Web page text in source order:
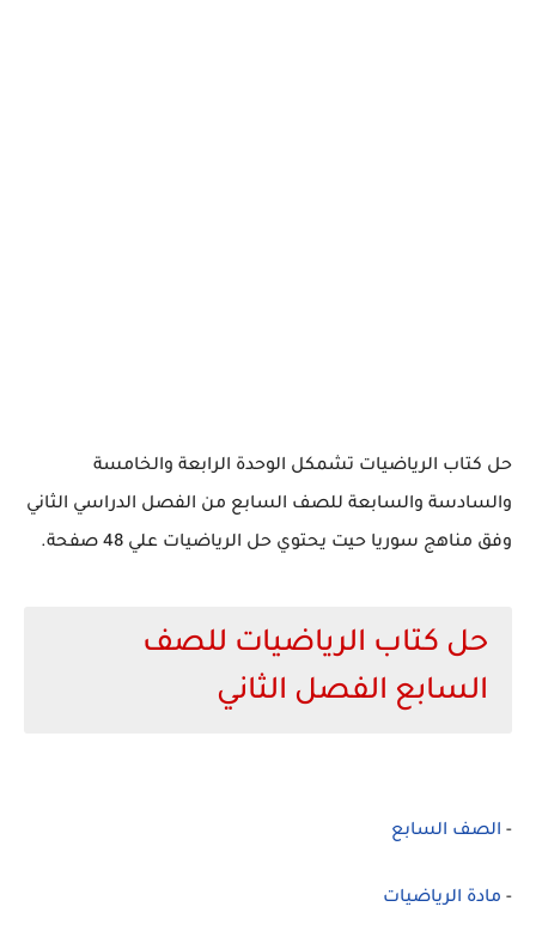
حل كتاب الرياضيات تشمكل الوحدة الرابعة والخامسة
والسادسة والسابعة للصف السابع من الفصل الدراسي الثاني
وفق مناهج سوريا حيت يحتوي حل الرياضيات علي 48 صفحة.
حل كتاب الرياضيات للصف
السابع الفصل الثاني
- الصف السابع
- مادة الرياضيات